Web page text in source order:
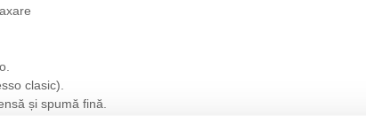
clasic).
și spumă fină.